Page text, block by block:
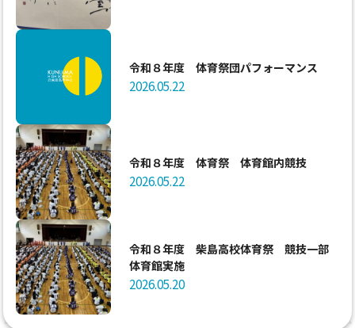
令和８年度 体育祭団パフォーマンス
2026.05.22
令和８年度 体育祭 体育館内競技
2026.05.22
令和８年度 柴島高校体育祭 競技一部
体育館実施
2026.05.20